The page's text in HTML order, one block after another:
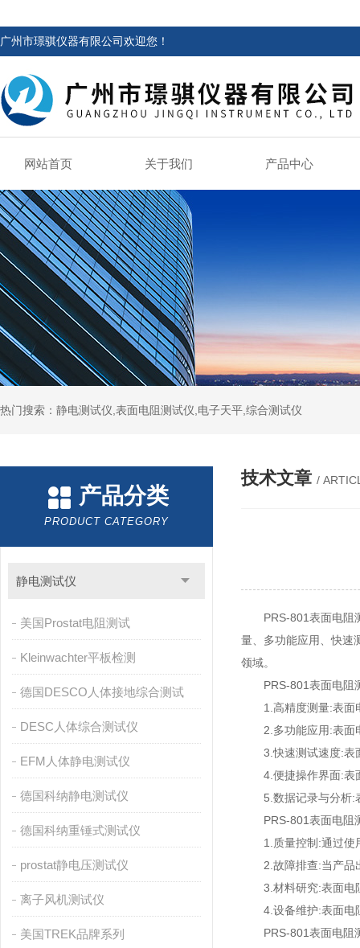
广州市璟骐仪器有限公司欢迎您！
网站首页 关于我们 产品中心
热门搜索：静电测试仪,表面电阻测试仪,电子天平,综合测试仪
产品分类
PRODUCT CATEGORY
静电测试仪
美国Prostat电阻测试
Kleinwachter平板检测
德国DESCO人体接地综合测试
DESC人体综合测试仪
EFM人体静电测试仪
德国科纳静电测试仪
德国科纳重锤式测试仪
prostat静电压测试仪
离子风机测试仪
美国TREK品牌系列
技术文章 /
PRS-801表面电阻测
量、多功能应用、快速
领域。
PRS-801表面电阻
1.高精度测量:表面电
2.多功能应用:表面电
3.快速测试速度:表面
4.便捷操作界面:表面
5.数据记录与分析:表
PRS-801表面电阻
1.质量控制:通过使用
2.故障排查:当产品出
3.材料研究:表面电阻
4.设备维护:表面电阻
PRS-801表面电阻